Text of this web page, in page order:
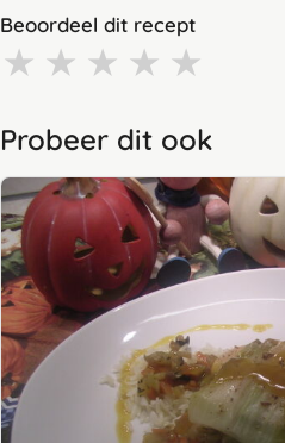
Beoordeel dit recept
★ ★ ★ ★ ★
Probeer dit ook